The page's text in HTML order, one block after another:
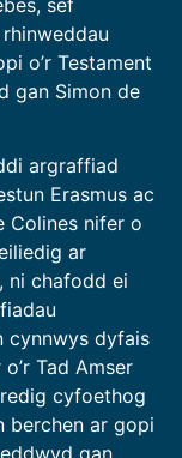
o’r Testament
gan Simon de
argraffiad
Erasmus ac
Colines nifer o
ar
ni chafodd ei
cynnwys dyfais
Tad Amser
cyfoethog
berchen ar gopi